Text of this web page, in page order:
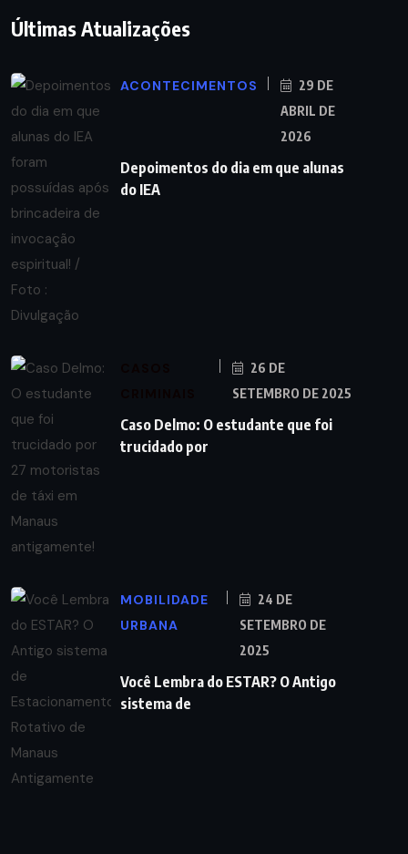
Últimas Atualizações
ACONTECIMENTOS
29 DE
ABRIL DE
2026
Depoimentos do dia em que alunas
do IEA
26 DE
SETEMBRO DE 2025
Caso Delmo: O estudante que foi
trucidado por
MOBILIDADE
URBANA
24 DE
SETEMBRO DE
2025
Você Lembra do ESTAR? O Antigo
sistema de